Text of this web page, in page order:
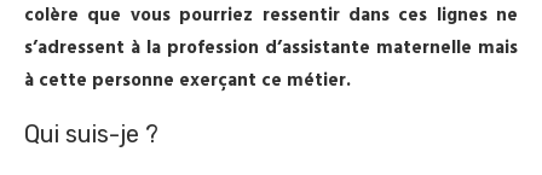
colère que vous pourriez ressentir dans ces lignes ne
s’adressent à la profession d’assistante maternelle mais
à cette personne exerçant ce métier.
Qui suis-je ?